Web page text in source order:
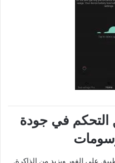
في جودة
على الفور ويزيد من الذاكرة.